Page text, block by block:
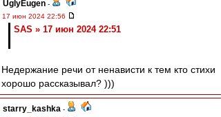
UglyEugen -
17 июн 2024 22:56
SAS » 17 июн 2024 22:51
Недержание речи от ненависти к тем кто стихи
хорошо рассказывал? )))
starry_kashka -